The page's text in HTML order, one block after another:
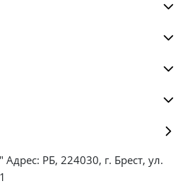
РБ, 224030, г. Брест, ул.